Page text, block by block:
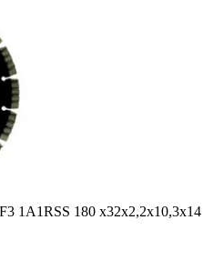
1A1RSS 180 х32х2,2х10,3х14